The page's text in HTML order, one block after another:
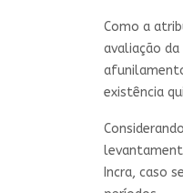
Como a
avaliação
existência
Incra, caso